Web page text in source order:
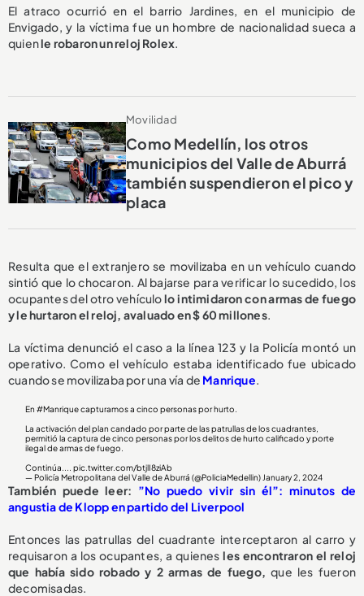
El atraco ocurrió en el barrio Jardines, en el municipio de
Envigado, y la víctima fue un hombre de nacionalidad sueca a
quienle robaron un reloj Rolex.
Movilidad
Como Medellín, los otros
municipios del Valle de Aburrá
también suspendieron el pico y
placa
Resulta que el extranjero se movilizaba en un vehículo cuando
sintió que lo chocaron. Al bajarse para verificar lo sucedido, los
ocupantes del otro vehículolo intimidaron con armas de fuego
y le hurtaron el reloj, avaluado en $ 60 millones.
La víctima denunció el caso a la línea 123 y la Policía montó un
operativo. Como el vehículo estaba identificado fue ubicado
cuando se movilizaba por una vía de Manrique.
En#Manriquecapturamos a cinco personas por hurto.
La activación del plan candado por parte de las patrullas de los cuadrantes,
permitió la captura de cinco personas por los delitos de hurto calificado y porte
ilegal de armas de fuego.
Continúa....pic.twitter.com/btjlI8ziAb
— Policía Metropolitana del Valle de Aburrá (@PoliciaMedellin) January 2, 2024
También puede leer: ”No puedo vivir sin él”: minutos de
angustia de Klopp en partido del Liverpool
Entonces las patrullas del cuadrante interceptaron al carro y
requisaron a los ocupantes, a quienes les encontraron el reloj
que había sido robado y 2 armas de fuego, que les fueron
decomisadas.